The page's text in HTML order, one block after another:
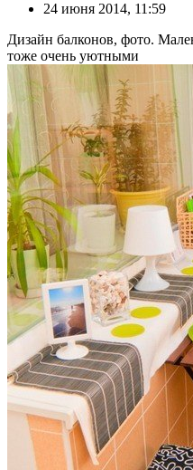
24 июня 2014, 11:59
Дизайн балконов, фото.
тоже очень уютными